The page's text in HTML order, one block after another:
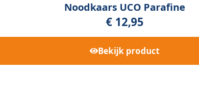
Noodkaars UCO Parafine
€12,95
Bekijk product